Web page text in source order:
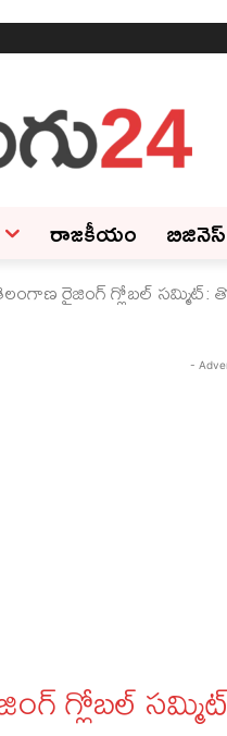
రాజకీయం బిజినెస్‌
రైజింగ్ గ్లోబల్ సమ్మిట్:
-
గ్లోబల్